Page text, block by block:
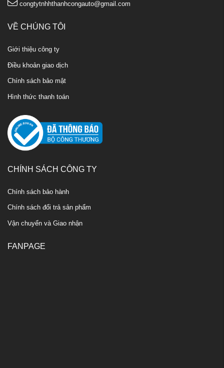
congtytnhhthanhcongauto@gmail.com
VỀ CHÚNG TÔI
Giới thiệu công ty
Điều khoản giao dịch
Chính sách bảo mật
Hình thức thanh toán
CHÍNH SÁCH CÔNG TY
Chính sách bảo hành
Chính sách đổi trả sản phẩm
Vận chuyển và Giao nhận
FANPAGE